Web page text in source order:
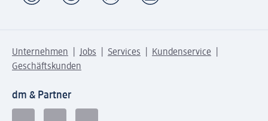
Unternehmen Jobs Services
Kundenservice
Geschäftskunden
dm & Partner